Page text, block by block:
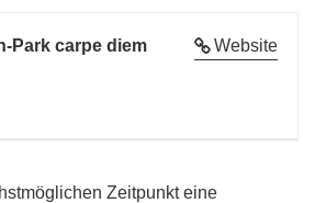
Website
Park carpe diem
Zeitpunkt eine